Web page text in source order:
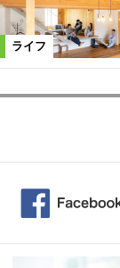
ライフ